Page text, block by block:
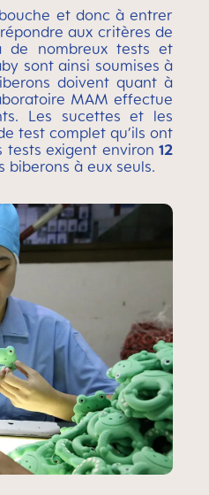
et donc à entrer
aux critères de
de nombreux tests et
sont ainsi soumises à
doivent quant à
MAM effectue
Les sucettes et les
test complet qu’ils ont
tests exigent environ 12
à eux seuls.